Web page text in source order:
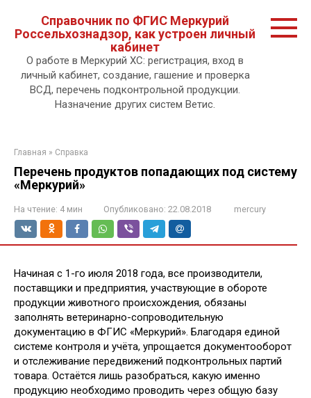
контенту.
Справочник по ФГИС Меркурий
Россельхознадзор, как устроен личный
кабинет
О работе в Меркурий ХС: регистрация, вход в
личный кабинет, создание, гашение и проверка
ВСД, перечень подконтрольной продукции.
Назначение других систем Ветис.
Главная » Справка
Перечень продуктов попадающих под систему
«Меркурий»
На чтение: 4 мин Опубликовано: 22.08.2018 mercury
Начиная с 1-го июля 2018 года, все производители,
поставщики и предприятия, участвующие в обороте
продукции животного происхождения, обязаны
заполнять ветеринарно-сопроводительную
документацию в ФГИС «Меркурий». Благодаря единой
системе контроля и учёта, упрощается документооборот
и отслеживание передвижений подконтрольных партий
товара. Остаётся лишь разобраться, какую именно
продукцию необходимо проводить через общую базу